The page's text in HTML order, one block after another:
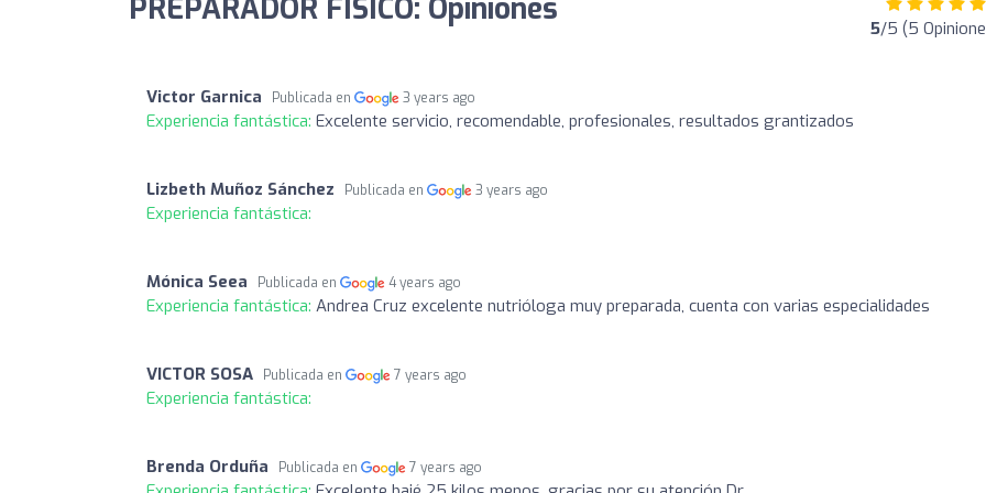
PREPARADOR FÍSICO: Opiniones 5/5 (5
Victor Garnica Publicada en 3 years ago
Experiencia fantástica: Excelente servicio, recomendable, profesionales, resultados grantizados
Lizbeth Muñoz Sánchez Publicada en 3 years ago
Experiencia fantástica:
Mónica Seea Publicada en 4 years ago
Experiencia fantástica: Andrea Cruz excelente nutrióloga muy preparada, cuenta con varias especialidades
VICTOR SOSA Publicada en 7 years ago
Experiencia fantástica:
Brenda Orduña Publicada en 7 years ago